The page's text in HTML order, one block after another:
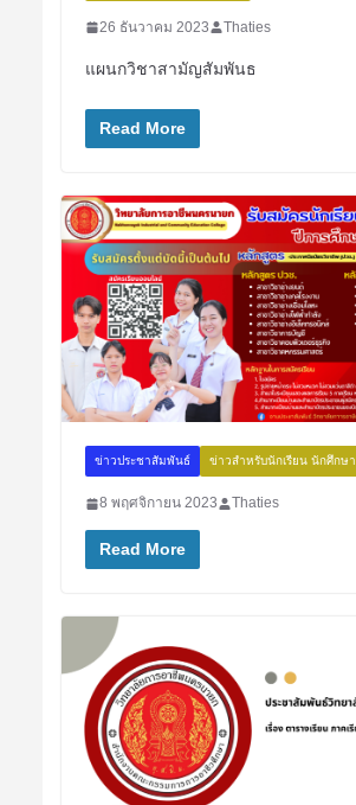
26 ธันวาคม 2023 Thaties
แผนกวิชาสามัญสัมพันธ
Read More
ข่าวประชาสัมพันธ์ ข่าวสำหรับนักเรียน นักศึกษา
8 พฤศจิกายน 2023 Thaties
Read More